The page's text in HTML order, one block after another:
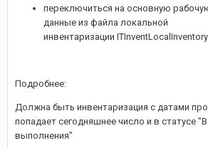
переключиться на основную
данные из файла локальной
инвентаризации
Подробнее:
Должна быть инвентаризация с датами
попадает сегодняшнее число и в статусе
выполнения"